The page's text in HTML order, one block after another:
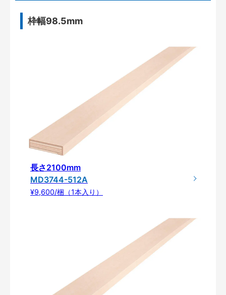
枠幅98.5mm
長さ2100mm
MD3744-512A
¥9,600/梱（1本入り）